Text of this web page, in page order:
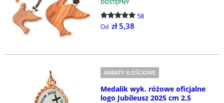
DOSTĘPNY
58
Od zł 5,38
RABATY ILOŚCIOWE
Medalik wyk. różowe oficjalne
logo Jubileusz 2025 cm 2,5